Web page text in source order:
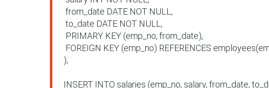
from_date DATE NOT NULL,
to_date DATE NOT NULL,
);
INSERT INTO salaries (emp_no, salary, from_date,